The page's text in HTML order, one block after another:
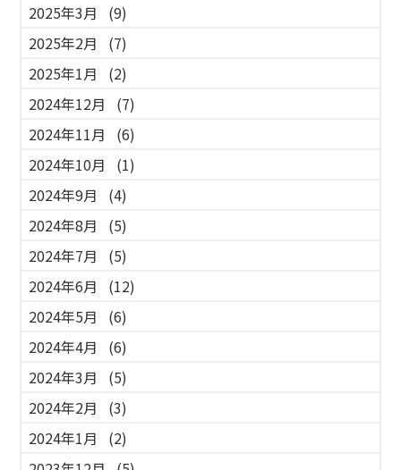
2025年3月
(9)
2025年2月
(7)
2025年1月
(2)
2024年12月
(7)
2024年11月
(6)
2024年10月
(1)
2024年9月
(4)
2024年8月
(5)
2024年7月
(5)
2024年6月
(12)
2024年5月
(6)
2024年4月
(6)
2024年3月
(5)
2024年2月
(3)
2024年1月
(2)